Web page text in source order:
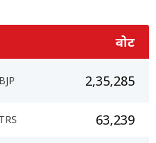
वोट
BJP 2,35,285
TRS 63,239